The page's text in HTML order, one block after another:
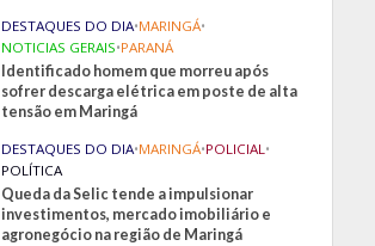
DESTAQUES DO DIA•MARINGÁ•
NOTICIAS GERAIS•PARANÁ
Identificado homem que morreu após
sofrer descarga elétrica em poste de alta
tensão em Maringá
DESTAQUES DO DIA•MARINGÁ•POLICIAL•
POLÍTICA
Queda da Selic tende a impulsionar
investimentos, mercado imobiliário e
agronegócio na região de Maringá